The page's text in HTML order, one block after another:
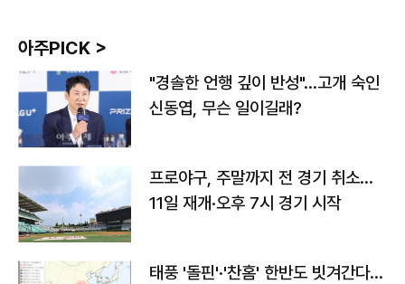
아주PICK >
"경솔한 언행 깊이 반성"…고개 숙인
신동엽, 무슨 일이길래?
프로야구, 주말까지 전 경기 취소…
11일 재개·오후 7시 경기 시작
태풍 '돌핀'·'찬홈' 한반도 빗겨간다…